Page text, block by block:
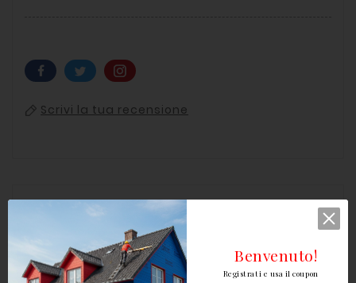
Scrivi la tua recensione
Dettagli del prodotto
Registrati e usa il coupon
Benvenuto!